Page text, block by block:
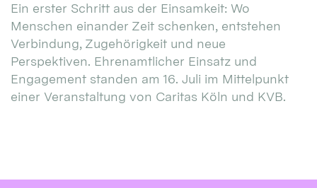
Ein erster Schritt aus der Einsamkeit: Wo
Menschen einander Zeit schenken, entstehen
Verbindung, Zugehörigkeit und neue
Perspektiven. Ehrenamtlicher Einsatz und
Engagement standen am 16. Juli im Mittelpunkt
einer Veranstaltung von Caritas Köln und KVB.